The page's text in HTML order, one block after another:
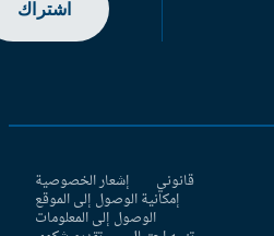
اشتراك
قانوني إشعار الخصوصية
إمكانية الوصول إلى الموقع
الوصول إلى المعلومات